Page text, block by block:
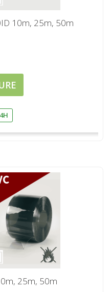
10m, 25m, 50m
25m, 50m